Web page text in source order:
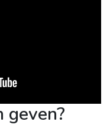
geven?